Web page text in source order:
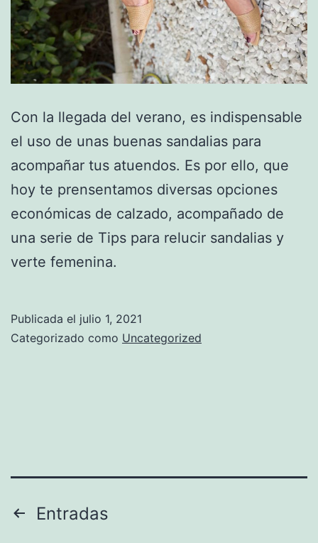
Con la llegada del verano, es indispensable
el uso de unas buenas sandalias para
acompañar tus atuendos. Es por ello, que
hoy te prensentamos diversas opciones
económicas de calzado, acompañado de
una serie de Tips para relucir sandalias y
verte femenina.
Publicada el julio 1, 2021
Categorizado como Uncategorized
Paginación
Entradas